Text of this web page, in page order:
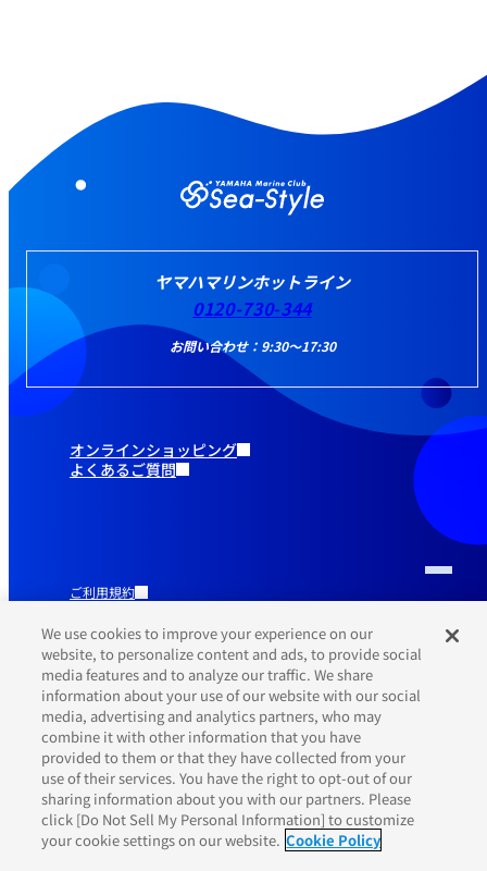
ヤマハマリンホットライン
0120-730-344
お問い合わせ：9:30～17:30
オンラインショッピング
よくあるご質問
ご利用規約
プライバシーポリシー
Cookieポリシー
We use cookies to improve your experience on our
website, to personalize content and ads, to provide social
media features and to analyze our traffic. We share
information about your use of our website with our social
media, advertising and analytics partners, who may
combine it with other information that you have
provided to them or that they have collected from your
use of their services. You have the right to opt-out of our
sharing information about you with our partners. Please
click [Do Not Sell My Personal Information] to customize
your cookie settings on our website. Cookie Policy